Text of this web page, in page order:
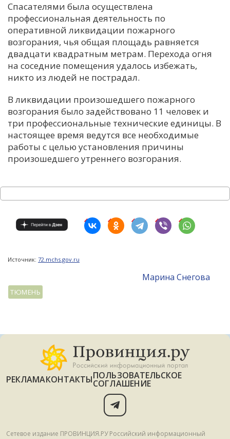
Спасателями была осуществлена
профессиональная деятельность по
оперативной ликвидации пожарного
возгорания, чья общая площадь равняется
двадцати квадратным метрам. Перехода огня
на соседние помещения удалось избежать,
никто из людей не пострадал.
В ликвидации произошедшего пожарного
возгорания было задействовано 11 человек и
три профессиональные технические единицы. В
настоящее время ведутся все необходимые
работы с целью установления причины
произошедшего утреннего возгорания.
Источник: 72.mchs.gov.ru
Mарина Снегова
ТЮМЕНЬ
РЕКЛАМАКОНТАКТЫПОЛЬЗОВАТЕЛЬСКОЕ
СОГЛАШЕНИЕ
Сетевое издание ПРОВИНЦИЯ.РУ Российский информационный